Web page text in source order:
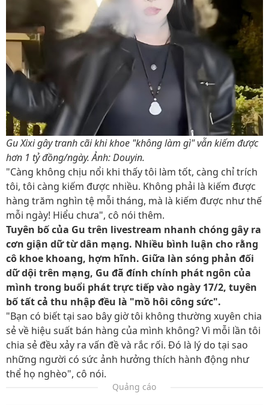
Gu Xixi gây tranh cãi khi khoe "không làm gì" vẫn kiếm được
hơn 1 tỷ đồng/ngày. Ảnh: Douyin.
"Càng không chịu nổi khi thấy tôi làm tốt, càng chỉ trích
tôi, tôi càng kiếm được nhiều. Không phải là kiếm được
hàng trăm nghìn tệ mỗi tháng, mà là kiếm được như thế
mỗi ngày! Hiểu chưa", cô nói thêm.
Tuyên bố của Gu trên livestream nhanh chóng gây ra
cơn giận dữ từ dân mạng. Nhiều bình luận cho rằng
cô khoe khoang, hợm hĩnh. Giữa làn sóng phản đối
dữ dội trên mạng, Gu đã đính chính phát ngôn của
mình trong buổi phát trực tiếp vào ngày 17/2, tuyên
bố tất cả thu nhập đều là "mồ hôi công sức".
"Bạn có biết tại sao bây giờ tôi không thường xuyên chia
sẻ về hiệu suất bán hàng của mình không? Vì mỗi lần tôi
chia sẻ đều xảy ra vấn đề và rắc rối. Đó là lý do tại sao
những người có sức ảnh hưởng thích hành động như
thể họ nghèo", cô nói.
Quảng cáo